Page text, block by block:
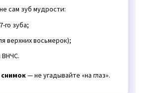
сам зуб мудрости:
го зуба;
верхних восьмерок);
— не угадывайте «на глаз».